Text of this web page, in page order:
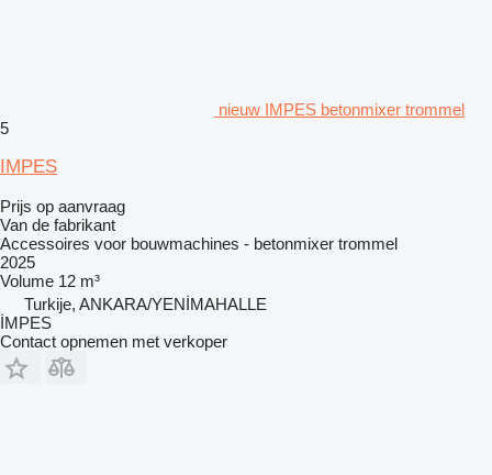
nieuw IMPES betonmixer trommel
5
IMPES
Prijs op aanvraag
Van de fabrikant
Accessoires voor bouwmachines - betonmixer trommel
2025
Volume 12 m³
Turkije, ANKARA/YENİMAHALLE
İMPES
Contact opnemen met verkoper